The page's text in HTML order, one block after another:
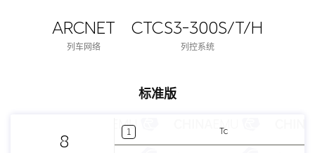
ARCNET
列车网络
CTCS3-300S/T/H
列控系统
标准版
8 1 Tc